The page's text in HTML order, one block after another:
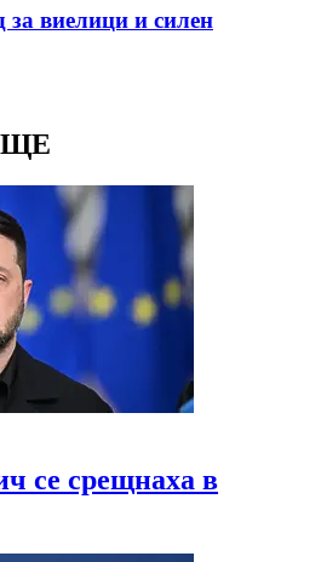
виелици и силен
се срещнаха в